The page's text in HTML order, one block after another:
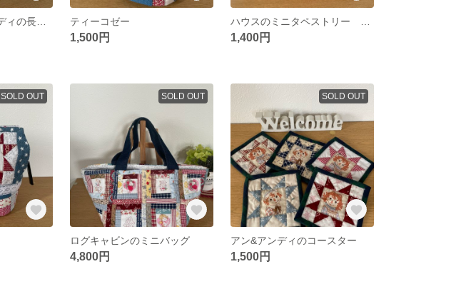
ラガディアン&アンディの長方形ポーチ ティーコゼー
1,500円 1,400円
SOLD OUT SOLD OUT
ログキャビンのミニバッグ
4,800円
SOLD OUT
アン&アンディのコースター
1,500円